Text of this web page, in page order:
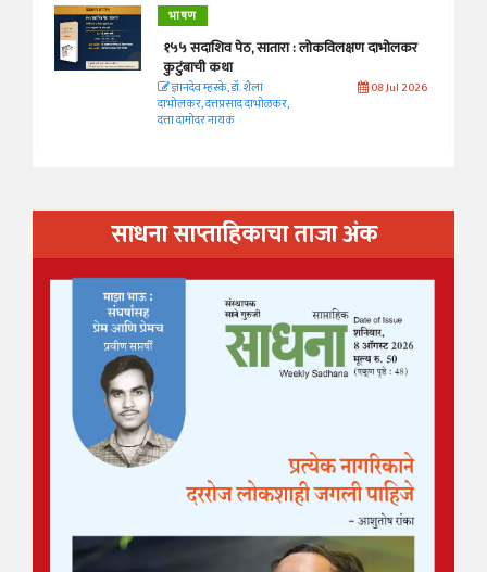
भाषण
१५५ सदाशिव पेठ, सातारा : लोकविलक्षण दाभोलकर
कुटुंबाची कथा
ज्ञानदेव म्हस्के, डॉ. शैला
दाभोलकर, दत्तप्रसाद दाभोळकर,
दत्ता दामोदर नायक
08 Jul 2026
साधना साप्ताहिकाचा ताजा अंक